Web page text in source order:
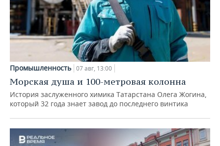
Промышленность 07 авг, 13:00
Морская душа и 100-метровая колонна
История заслуженного химика Татарстана Олега Жогина,
который 32 года знает завод до последнего винтика